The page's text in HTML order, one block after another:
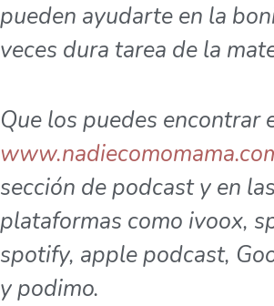
pueden ayudarte en la
veces dura tarea de la
Que los puedes encontrar
sección de podcast y en
plataformas como ivoox,
spotify, apple podcast,
y podimo.